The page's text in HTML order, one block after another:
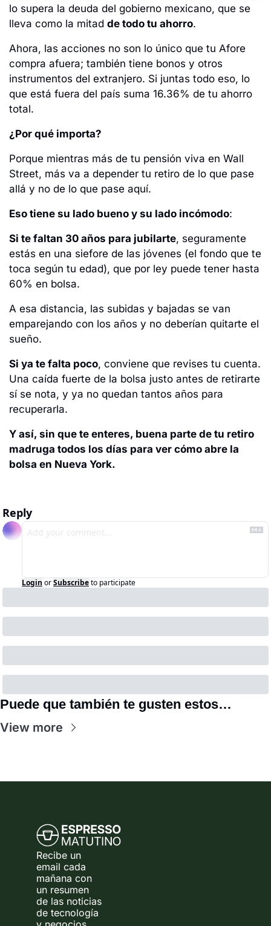
lo supera la deuda del gobierno mexicano, que se
lleva como la mitad de todo tu ahorro.
Ahora, las acciones no son lo único que tu Afore
compra afuera; también tiene bonos y otros
instrumentos del extranjero. Si juntas todo eso, lo
que está fuera del país suma 16.36% de tu ahorro
total.
¿Por qué importa?
Porque mientras más de tu pensión viva en Wall
Street, más va a depender tu retiro de lo que pase
allá y no de lo que pase aquí.
Eso tiene su lado bueno y su lado incómodo:
Si te faltan 30 años para jubilarte, seguramente
estás en una siefore de las jóvenes (el fondo que te
toca según tu edad), que por ley puede tener hasta
60% en bolsa.
A esa distancia, las subidas y bajadas se van
emparejando con los años y no deberían quitarte el
sueño.
Si ya te falta poco, conviene que revises tu cuenta.
Una caída fuerte de la bolsa justo antes de retirarte
sí se nota, y ya no quedan tantos años para
recuperarla.
Y así, sin que te enteres, buena parte de tu retiro
madruga todos los días para ver cómo abre la
bolsa en Nueva York.
Reply
Login orSubscribeto participate
Puede que también te gusten estos…
View more
Recibe un
email cada
mañana con
un resumen
de las noticias
de tecnología